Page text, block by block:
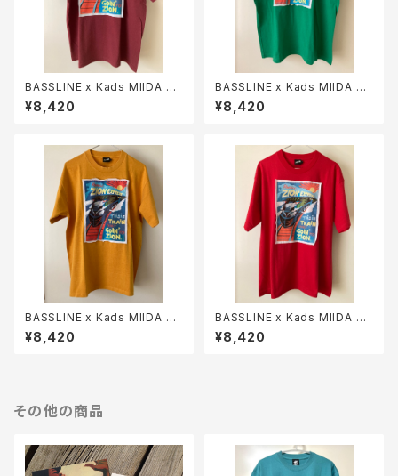
BASSLINE x Kads MIIDA =
ZION EXPRESS TEE (Burgu
ndy)
¥8,420
BASSLINE x Kads MIIDA =
ZION EXPRESS TEE (Gree
n)
¥8,420
BASSLINE x Kads MIIDA =
ZION EXPRESS TEE (Yello
w)
¥8,420
BASSLINE x Kads MIIDA =
ZION EXPRESS TEE (Red)
¥8,420
その他の商品